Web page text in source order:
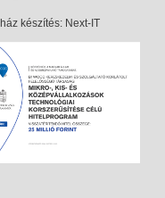
készítés: Next-IT